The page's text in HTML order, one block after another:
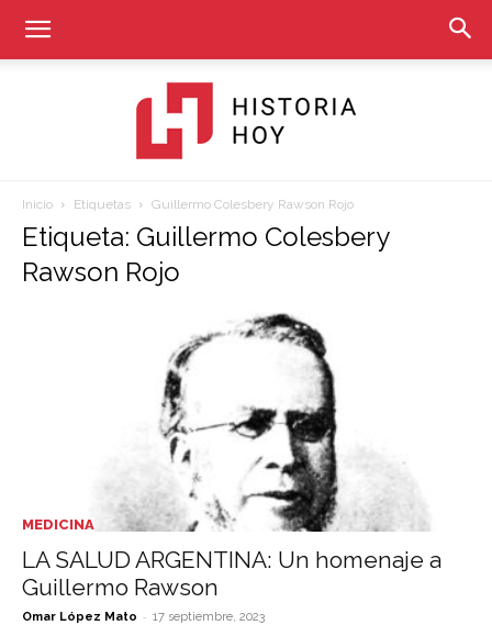
Historia
Inicio Etiquetas Guillermo Colesbery Rawson Rojo
Etiqueta: Guillermo Colesbery
Rawson Rojo
MEDICINA
LA SALUD ARGENTINA: Un homenaje a
Guillermo Rawson
Omar López Mato - 17 septiembre, 2023